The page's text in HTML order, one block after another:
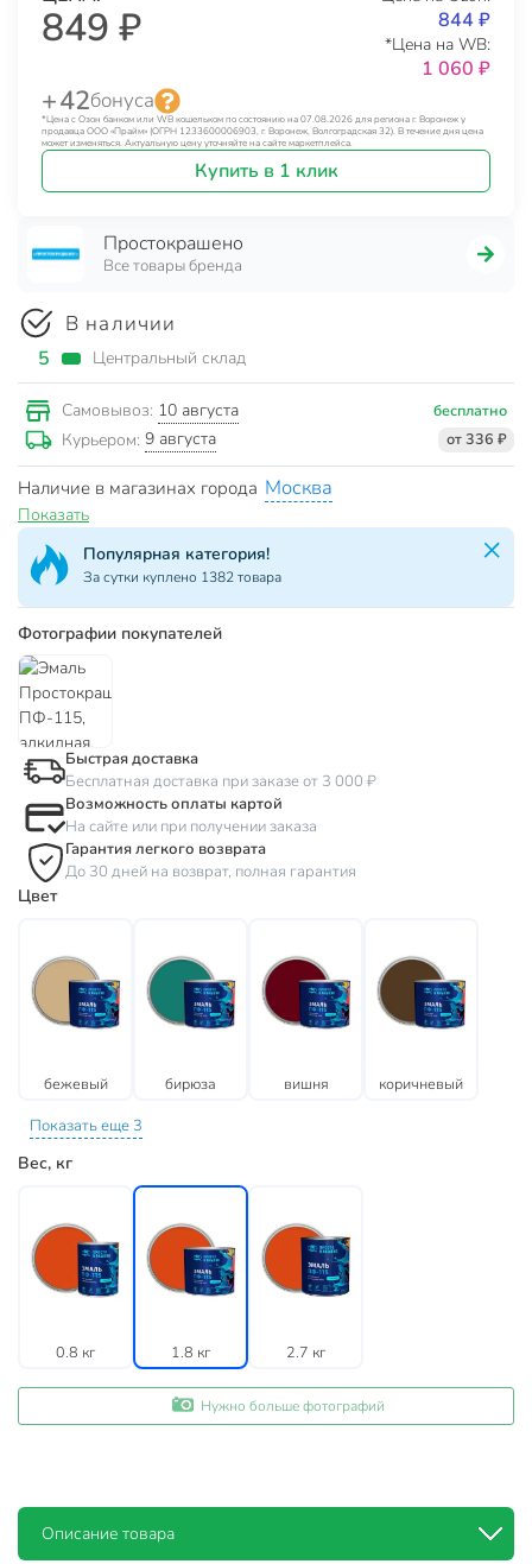
849 ₽ 844 ₽
*Цена на WB:
1 060 ₽
+ 42бонуса
*Цена с Озон банком или WB кошельком по состоянию на 07.08.2026 для региона г. Воронеж у
продавца ООО «Прайм» (ОГРН 1233600006903, г. Воронеж, Волгоградская 32). В течение дня цена
может изменяться. Актуальную цену уточняйте на сайте маркетплейса.
Купить в 1 клик
Простокрашено
Все товары бренда
В наличии
5 Центральный склад
Самовывоз: 10 августа бесплатно
Курьером: 9 августа от 336 ₽
Наличие в магазинах города Москва
Показать
Популярная категория!
За сутки куплено 1382 товара
Фотографии покупателей
Быстрая доставка
Бесплатная доставка при заказе от 3 000 ₽
Возможность оплаты картой
На сайте или при получении заказа
Гарантия легкого возврата
До 30 дней на возврат, полная гарантия
Цвет
бежевый бирюза вишня коричневый
Показать еще 3
Вес, кг
0.8 кг 1.8 кг 2.7 кг
Нужно больше фотографий
Описание товара